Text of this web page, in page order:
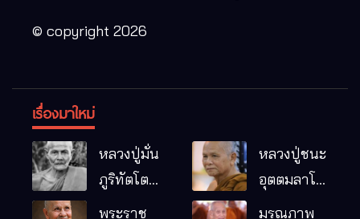
© copyright 2026
เรื่องมาใหม่
หลวงปู่มั่น
ภูริทัตโต
พระอริยเจ้า
หลวงปู่ชนะ
อุตตมลาโภ
พระราช มรณภาพ